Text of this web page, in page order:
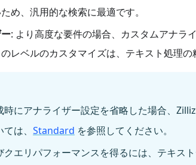
め、汎用的な検索に最適です。
: より高度な要件の場合、カスタムアナラ
レベルのカスタマイズは、テキスト処理
時にアナライザー設定を省略した場合、
は、 Standard を参照してください。
エリパフォーマンスを得るには、テキス